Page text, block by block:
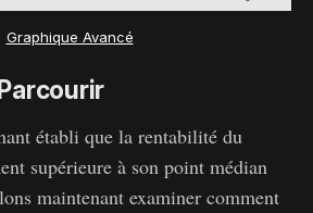
Graphique Avancé
établi que la rentabilité du
supérieure à son point médian
maintenant examiner comment